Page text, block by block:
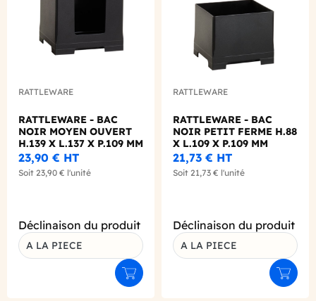
RATTLEWARE
RATTLEWARE - BAC
NOIR MOYEN OUVERT
H.139 X L.137 X P.109 MM
23,90 € HT
Soit 23,90 € l'unité
Déclinaison du produit
A LA PIECE
Ajouter au panier
RATTLEWARE
RATTLEWARE - BAC
NOIR PETIT FERME H.88
X L.109 X P.109 MM
21,73 € HT
Soit 21,73 € l'unité
Déclinaison du produit
A LA PIECE